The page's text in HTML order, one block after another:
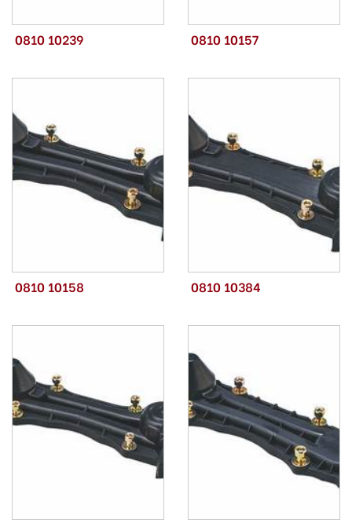
0810 10239 0810 10157
0810 10158 0810 10384